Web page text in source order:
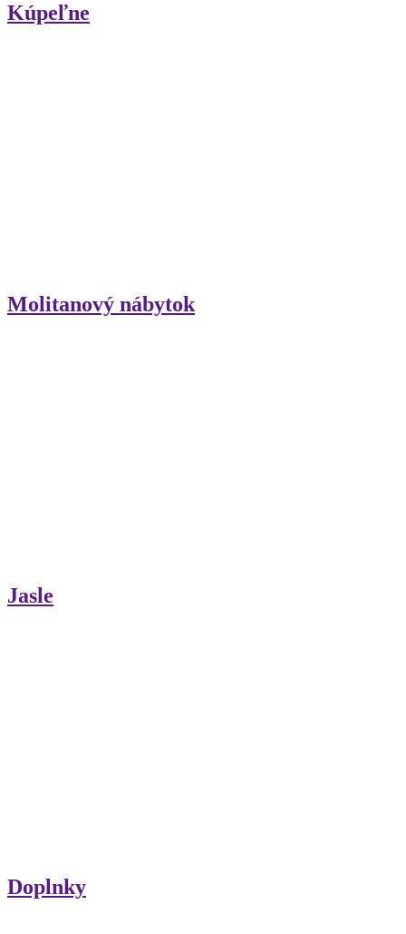
Kúpeľne
Molitanový nábytok
Jasle
Doplnky